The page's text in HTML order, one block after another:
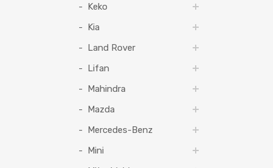
Keko
Kia
Land Rover
Lifan
Mahindra
Mazda
Mercedes-Benz
Mini